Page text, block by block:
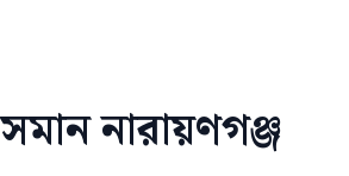
নারায়ণগঞ্জ